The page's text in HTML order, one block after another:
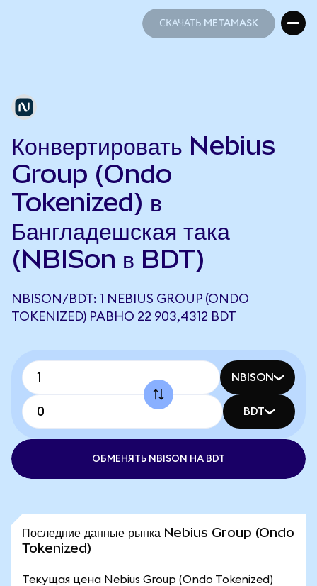
СКАЧАТЬ METAMASK
Конвертировать Nebius
Group (Ondo
Tokenized) в
Бангладешская така
(NBISon в BDT)
NBISON/BDT: 1 NEBIUS GROUP (ONDO
TOKENIZED) РАВНО 22 903,4312 BDT
NBISON
BDT
ОБМЕНЯТЬ NBISON НА BDT
Последние данные рынка Nebius Group (Ondo
Tokenized)
Текущая цена Nebius Group (Ondo Tokenized)